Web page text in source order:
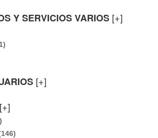
Y SERVICIOS VARIOS [+]
[+]
[+]